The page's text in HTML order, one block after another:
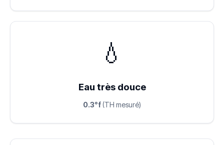
💧
Eau très douce
0.3°f (TH mesuré)